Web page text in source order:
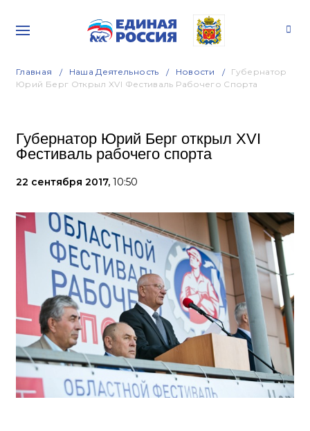
Главная Наша Деятельность Новости
Губернатор
Юрий Берг Открыл XVI Фестиваль Рабочего Спорта
Губернатор Юрий Берг открыл XVI
Фестиваль рабочего спорта
22 сентября 2017, 10:50